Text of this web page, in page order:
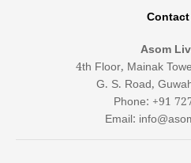
Asom
4th Floor, Mainak
G. S. Road,
Phone: +91
Email: